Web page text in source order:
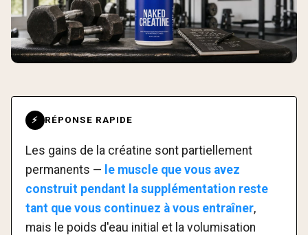
⚡ RÉPONSE RAPIDE
Les gains de la créatine sont partiellement
permanents — le muscle que vous avez
construit pendant la supplémentation reste
tant que vous continuez à vous entraîner,
mais le poids d'eau initial et la volumisation